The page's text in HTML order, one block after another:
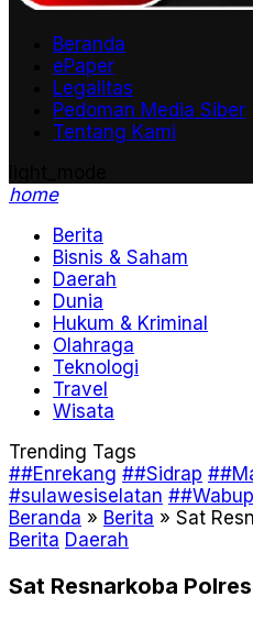
Beranda
ePaper
Legalitas
Pedoman Media Siber
Tentang Kami
home
Berita
Bisnis & Saham
Daerah
Dunia
Hukum & Kriminal
Olahraga
Teknologi
Travel
Wisata
Trending Tags
##Enrekang ##Sidrap
#sulawesiselatan
Beranda » Berita » Sat
Berita Daerah
Sat Resnarkoba